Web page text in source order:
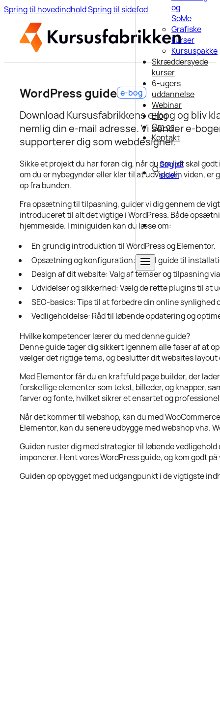
Spring til hovedindholdSpring til sidefod
og
SoMe
Grafiske
kurser
Kursuspakke
Skræddersyede
kurser
6-ugers
uddannelse
Webinar
Blog
Om os
Kontakt
Søg på
siden
WordPress guide e-bog
Download Kursusfabrikkens e-bog og bliv
nemlig din e-mail adresse. Vi sender e-
supporterer dig som webdesigner.
Sikke et projekt du har foran dig, når du om lidt skal
om du er nybegynder eller klar til at udvide din viden,
op fra bunden.
Fra opsætning til tilpasning, guider vi dig gennem de
introduceret til alt det vigtige i WordPress. Både
hjemmeside. I miniguiden kan du læse om:
En grundig introduktion til WordPress og Elementor.
Opsætning og konfiguration: Enkel guide til
Design af dit website: Valg af temaer og tilpasning
Udvidelser og sikkerhed: Vælg de rette plugins til at
SEO-basics: Tips til at forbedre din online synlighed
Vedligeholdelse: Råd til løbende opdatering og
Hvilke kompetencer lærer du med denne guide?
Denne guide tager dig sikkert igennem alle faser af at
vælger det rigtige tema, og beslutter dit websites
Med Elementor får du en kraftfuld page builder, der
forskellige elementer som tekst, billeder, og knapper,
farver og fonte, hvilket sikrer et ensartet og
Når det kommer til webshop, kan du med
Elementor, kan du senere udbygge med webshop vha.
Guiden ruster dig med strategier til løbende
imponerer. Hent vores WordPress guide, og kom godt
Guiden op opbygget med udgangpunkt i de vigtigste